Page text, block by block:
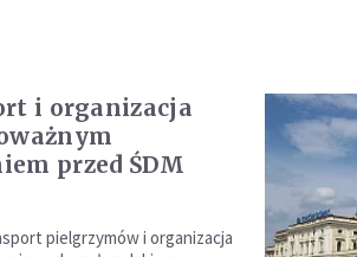
i organizacja
przed ŚDM
pielgrzymów i organizacja